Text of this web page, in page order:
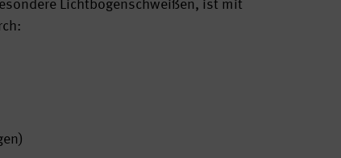
Lichtbogenschweißen, ist mit